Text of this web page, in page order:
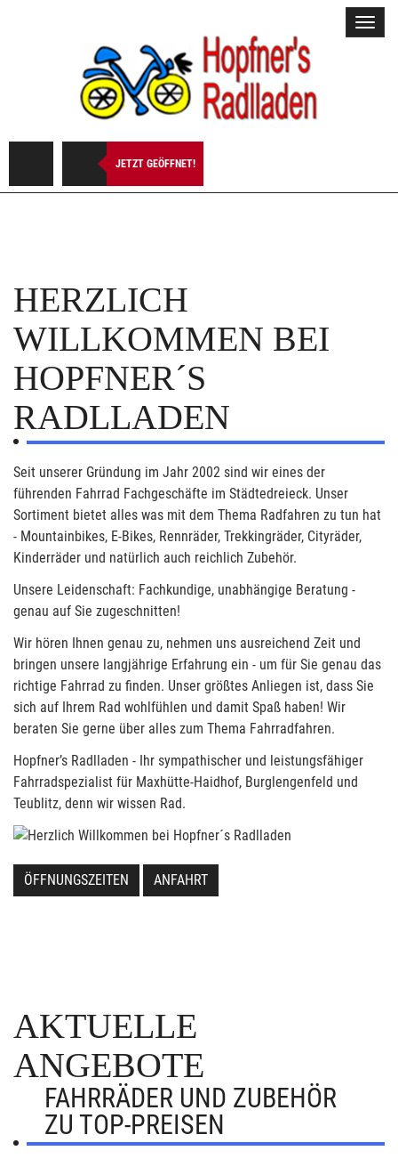
JETZT GEÖFFNET!
HERZLICH
WILLKOMMEN BEI
HOPFNER´S
RADLLADEN
Seit unserer Gründung im Jahr 2002 sind wir eines der
führenden Fahrrad Fachgeschäfte im Städtedreieck. Unser
Sortiment bietet alles was mit dem Thema Radfahren zu tun hat
- Mountainbikes, E-Bikes, Rennräder, Trekkingräder, Cityräder,
Kinderräder und natürlich auch reichlich Zubehör.
Unsere Leidenschaft: Fachkundige, unabhängige Beratung -
genau auf Sie zugeschnitten!
Wir hören Ihnen genau zu, nehmen uns ausreichend Zeit und
bringen unsere langjährige Erfahrung ein - um für Sie genau das
richtige Fahrrad zu finden. Unser größtes Anliegen ist, dass Sie
sich auf Ihrem Rad wohlfühlen und damit Spaß haben! Wir
beraten Sie gerne über alles zum Thema Fahrradfahren.
Hopfner’s Radlladen - Ihr sympathischer und leistungsfähiger
Fahrradspezialist für Maxhütte-Haidhof, Burglengenfeld und
Teublitz, denn wir wissen Rad.
ÖFFNUNGSZEITEN ANFAHRT
AKTUELLE
ANGEBOTE
FAHRRÄDER UND ZUBEHÖR
ZU TOP-PREISEN